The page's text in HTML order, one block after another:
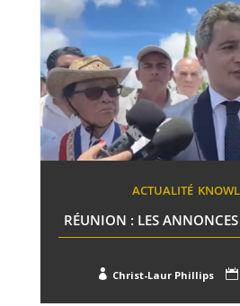
ACTUALITÉ
RÉUNION : LES
 Christ-Laur Phillips 